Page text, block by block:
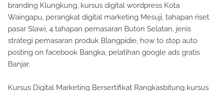
branding Klungkung, kursus digital wordpress Kota
Waingapu, perangkat digital marketing Mesuji, tahapan riset
pasar Slawi, 4 tahapan pemasaran Buton Selatan, jenis
strategi pemasaran produk Blangpidie, how to stop auto
posting on facebook Bangka, pelatihan google ads gratis
Banjar.
Kursus Digital Marketing Bersertifikat Rangkasbitung kursus